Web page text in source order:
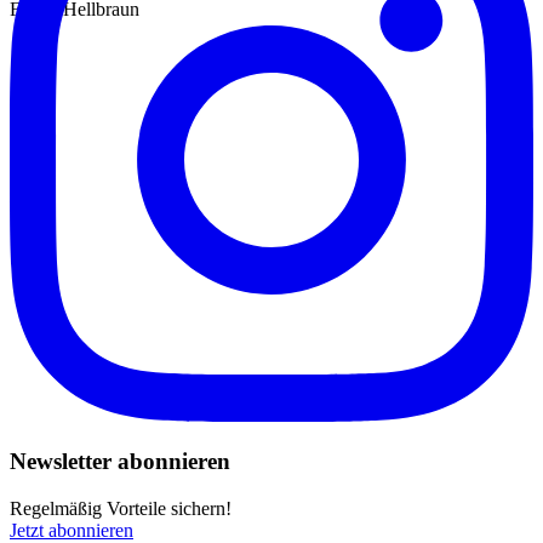
Farbe: Hellbraun
Newsletter abonnieren
Regelmäßig Vorteile sichern!
Jetzt abonnieren